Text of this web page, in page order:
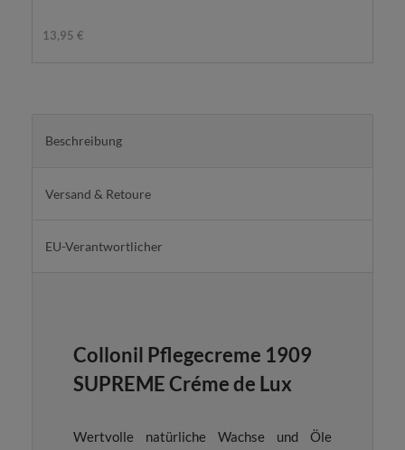
13,95 €
Beschreibung
Versand & Retoure
EU-Verantwortlicher
Collonil Pflegecreme 1909
SUPREME Créme de Lux
Wertvolle natürliche Wachse und Öle